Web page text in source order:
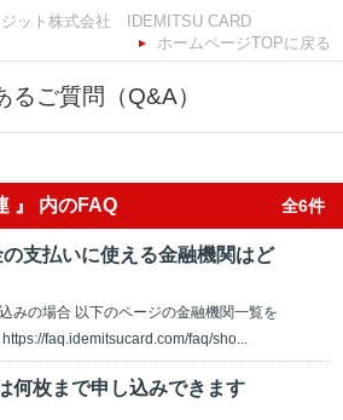
ホームページTOPに戻る
るご質問（Q&A）
』 内のFAQ 全6件
支払いに使える金融機関はど
みの場合 以下のページの金融機関一覧を
faq.idemitsucard.com/faq/sho...
何枚まで申し込みできます